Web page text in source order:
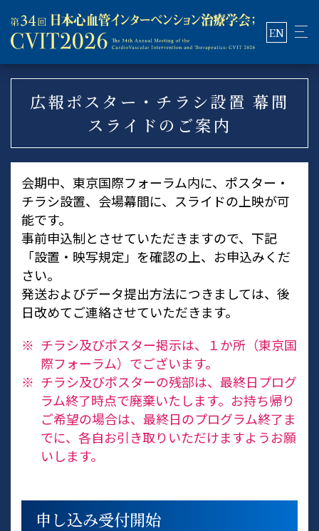
EN
広報ポスター・チラシ設置 幕間
スライドのご案内
会期中、東京国際フォーラム内に、ポスター・
チラシ設置、会場幕間に、スライドの上映が可
能です。
事前申込制とさせていただきますので、下記
「設置・映写規定」を確認の上、お申込みくだ
さい。
発送およびデータ提出方法につきましては、後
日改めてご連絡させていただきます。
※ チラシ及びポスター掲示は、１か所（東京国
際フォーラム）でございます。
※ チラシ及びポスターの残部は、最終日プログ
ラム終了時点で廃棄いたします。お持ち帰り
ご希望の場合は、最終日のプログラム終了ま
でに、各自お引き取りいただけますようお願
いします。
申し込み受付開始